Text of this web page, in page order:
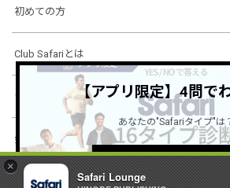
×
Safari Lounge
初めての方
Club Safariとは
ショッピングガイド
会社概要・規約
【アプリ限定】4問で
あなたの"Safariタイプ"は
詳しくはこちら ＞